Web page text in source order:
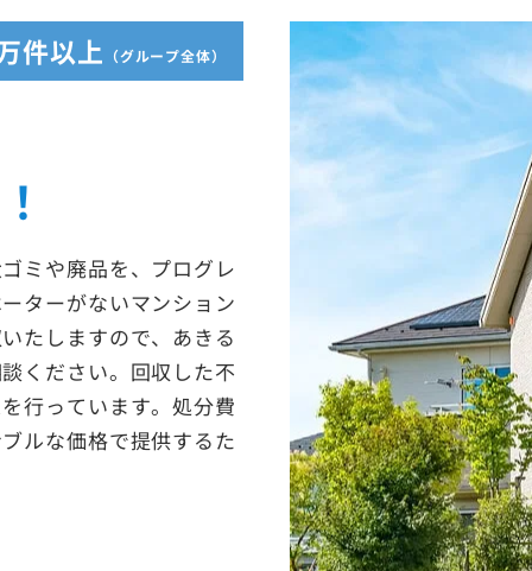
件以上 （グループ全体）
ミや廃品を、プログレ
ターがないマンション
たしますので、あきる
ください。回収した不
行っています。処分費
ルな価格で提供するた